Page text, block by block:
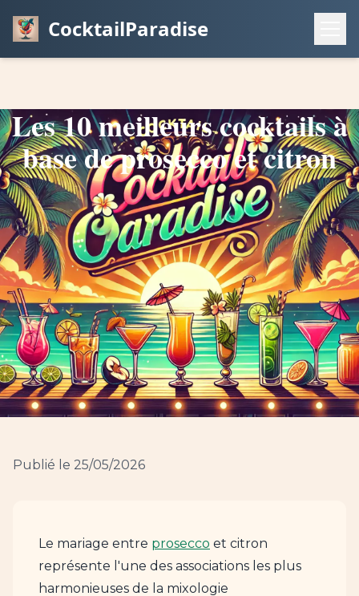
CocktailParadise
Les 10 meilleurs cocktails à
base de prosecco et citron
Publié le 25/05/2026
Le mariage entre prosecco et citron
représente l'une des associations les plus
harmonieuses de la mixologie